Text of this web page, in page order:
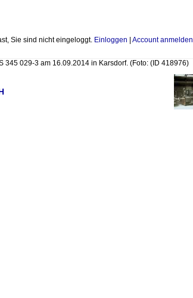
Sie sind nicht eingeloggt. Einloggen Account anmelden
345 029-3 am 16.09.2014 in Karsdorf. (Foto: (ID 418976)